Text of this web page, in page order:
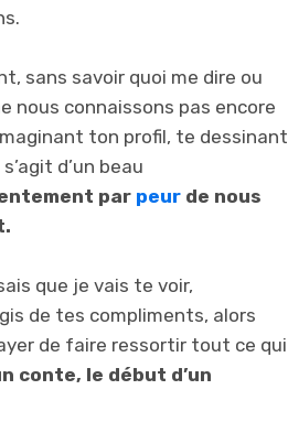
sans savoir quoi me dire ou
nous connaissons pas encore
ton profil, te dessinant
d’un beau
par peur de nous
que je vais te voir,
de tes compliments, alors
de faire ressortir tout ce qui
conte, le début d’un